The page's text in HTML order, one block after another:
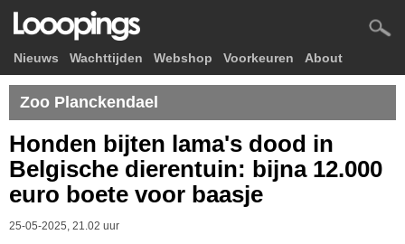
Nieuws Wachttijden Webshop Voorkeuren About
Zoo Planckendael
Honden bijten lama's dood in
Belgische dierentuin: bijna 12.000
euro boete voor baasje
25-05-2025, 21.02 uur